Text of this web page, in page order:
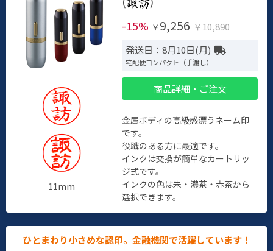
11mm
-15% ￥ 9,256 ￥10,890
発送日：8月10日(月)
宅配便コンパクト（手渡し）
商品詳細・ご注文
金属ボディの高級感漂うネーム印
です。
役職のある方に最適です。
インクは交換が簡単なカートリッ
ジ式です。
インクの色は朱・濃茶・赤茶から
選択できます。
ひとまわり小さめな認印。金融機関で活躍しています！